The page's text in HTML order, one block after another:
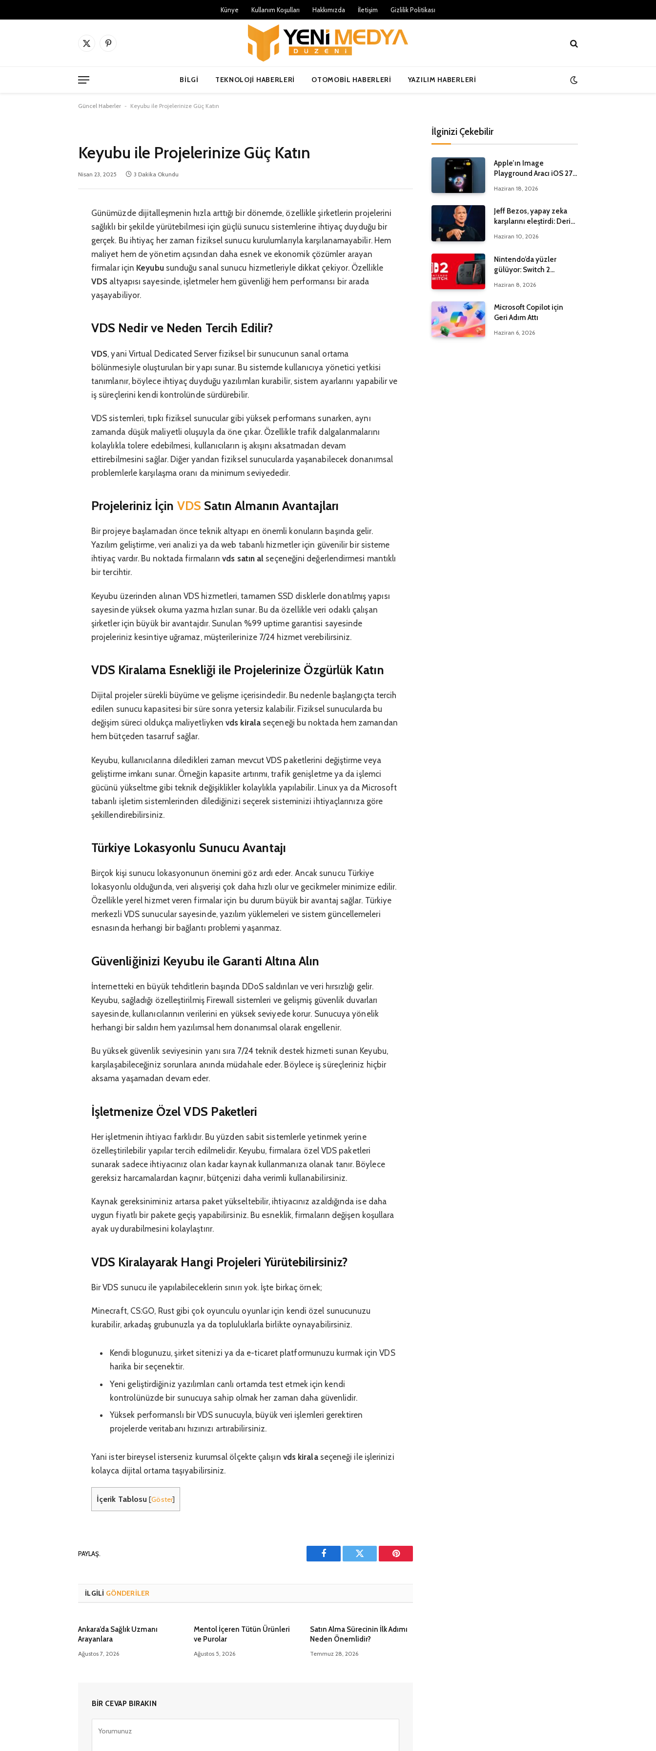
Künye Kullanım Koşulları Hakkımızda İletişim Gizlilik Politikası
X
Pinterest'in
BILGI TEKNOLOJI HABERLERI OTOMOBIL HABERLERI YAZILIM HABERLERI
Güncel Haberler - Keyubu ile Projelerinize Güç Katın
Keyubu ile Projelerinize Güç Katın
Nisan 23, 2025 3 Dakika Okundu
Günümüzde dijitalleşmenin hızla arttığı bir dönemde, özellikle şirketlerin projelerini
sağlıklı bir şekilde yürütebilmesi için güçlü sunucu sistemlerine ihtiyaç duyduğu bir
gerçek. Bu ihtiyaç her zaman fiziksel sunucu kurulumlarıyla karşılanamayabilir. Hem
maliyet hem de yönetim açısından daha esnek ve ekonomik çözümler arayan
firmalar için Keyubusunduğu sanal sunucu hizmetleriyle dikkat çekiyor. Özellikle
VDS altyapısı sayesinde, işletmeler hem güvenliği hem performansı bir arada
yaşayabiliyor.
VDS Nedir ve Neden Tercih Edilir?
VDS, yani Virtual Dedicated Server fiziksel bir sunucunun sanal ortama
bölünmesiyle oluşturulan bir yapı sunar. Bu sistemde kullanıcıya yönetici yetkisi
tanımlanır, böylece ihtiyaç duyduğu yazılımları kurabilir, sistem ayarlarını yapabilir ve
iş süreçlerini kendi kontrolünde sürdürebilir.
VDS sistemleri, tıpkı fiziksel sunucular gibi yüksek performans sunarken, aynı
zamanda düşük maliyetli oluşuyla da öne çıkar. Özellikle trafik dalgalanmalarını
kolaylıkla tolere edebilmesi, kullanıcıların iş akışını aksatmadan devam
ettirebilmesini sağlar. Diğer yandan fiziksel sunucularda yaşanabilecek donanımsal
problemlerle karşılaşma oranı da minimum seviyededir.
Projeleriniz İçin VDS Satın Almanın Avantajları
Bir projeye başlamadan önce teknik altyapı en önemli konuların başında gelir.
Yazılım geliştirme, veri analizi ya da web tabanlı hizmetler için güvenilir bir sisteme
ihtiyaç vardır. Bu noktada firmalarınvds satın al seçeneğini değerlendirmesi mantıklı
bir tercihtir.
Keyubu üzerinden alınan VDS hizmetleri, tamamen SSD disklerle donatılmış yapısı
sayesinde yüksek okuma yazma hızları sunar. Bu da özellikle veri odaklı çalışan
şirketler için büyük bir avantajdır. Sunulan %99 uptime garantisi sayesinde
projeleriniz kesintiye uğramaz, müşterilerinize 7/24 hizmet verebilirsiniz.
VDS Kiralama Esnekliği ile Projelerinize Özgürlük Katın
Dijital projeler sürekli büyüme ve gelişme içerisindedir. Bu nedenle başlangıçta tercih
edilen sunucu kapasitesi bir süre sonra yetersiz kalabilir. Fiziksel sunucularda bu
değişim süreci oldukça maliyetliykenvds kirala seçeneği bu noktada hem zamandan
hem bütçeden tasarruf sağlar.
Keyubu, kullanıcılarına diledikleri zaman mevcut VDS paketlerini değiştirme veya
geliştirme imkanı sunar. Örneğin kapasite artırımı, trafik genişletme ya da işlemci
gücünü yükseltme gibi teknik değişiklikler kolaylıkla yapılabilir. Linux ya da Microsoft
tabanlı işletim sistemlerinden dilediğinizi seçerek sisteminizi ihtiyaçlarınıza göre
şekillendirebilirsiniz.
Türkiye Lokasyonlu Sunucu Avantajı
Birçok kişi sunucu lokasyonunun önemini göz ardı eder. Ancak sunucu Türkiye
lokasyonlu olduğunda, veri alışverişi çok daha hızlı olur ve gecikmeler minimize edilir.
Özellikle yerel hizmet veren firmalar için bu durum büyük bir avantaj sağlar. Türkiye
merkezli VDS sunucular sayesinde, yazılım yüklemeleri ve sistem güncellemeleri
esnasında herhangi bir bağlantı problemi yaşanmaz.
Güvenliğinizi Keyubu ile Garanti Altına Alın
İnternetteki en büyük tehditlerin başında DDoS saldırıları ve veri hırsızlığı gelir.
Keyubu, sağladığı özelleştirilmiş Firewall sistemleri ve gelişmiş güvenlik duvarları
sayesinde, kullanıcılarının verilerini en yüksek seviyede korur. Sunucuya yönelik
herhangi bir saldırı hem yazılımsal hem donanımsal olarak engellenir.
Bu yüksek güvenlik seviyesinin yanı sıra 7/24 teknik destek hizmeti sunan Keyubu,
karşılaşabileceğiniz sorunlara anında müdahale eder. Böylece iş süreçleriniz hiçbir
aksama yaşamadan devam eder.
İşletmenize Özel VDS Paketleri
Her işletmenin ihtiyacı farklıdır. Bu yüzden sabit sistemlerle yetinmek yerine
özelleştirilebilir yapılar tercih edilmelidir. Keyubu, firmalara özel VDS paketleri
sunarak sadece ihtiyacınız olan kadar kaynak kullanmanıza olanak tanır. Böylece
gereksiz harcamalardan kaçınır, bütçenizi daha verimli kullanabilirsiniz.
Kaynak gereksiniminiz artarsa paket yükseltebilir, ihtiyacınız azaldığında ise daha
uygun fiyatlı bir pakete geçiş yapabilirsiniz. Bu esneklik, firmaların değişen koşullara
ayak uydurabilmesini kolaylaştırır.
VDS Kiralayarak Hangi Projeleri Yürütebilirsiniz?
Bir VDS sunucu ile yapılabileceklerin sınırı yok. İşte birkaç örnek;
Minecraft, CS:GO, Rust gibi çok oyunculu oyunlar için kendi özel sunucunuzu
kurabilir, arkadaş grubunuzla ya da topluluklarla birlikte oynayabilirsiniz.
Kendi blogunuzu, şirket sitenizi ya da e-ticaret platformunuzu kurmak için VDS
harika bir seçenektir.
Yeni geliştirdiğiniz yazılımları canlı ortamda test etmek için kendi
kontrolünüzde bir sunucuya sahip olmak her zaman daha güvenlidir.
Yüksek performanslı bir VDS sunucuyla, büyük veri işlemleri gerektiren
projelerde veritabanı hızınızı artırabilirsiniz.
Yani ister bireysel isterseniz kurumsal ölçekte çalışın vds kiralaseçeneği ile işlerinizi
kolayca dijital ortama taşıyabilirsiniz.
İçerik Tablosu [Göster]
PAYLAŞ.
Facebook Twitter Pinterest'in
İLGILI GÖNDERILER
Ankara’da Sağlık Uzmanı
Arayanlara
Ağustos 7, 2026
Mentol İçeren Tütün Ürünleri
ve Purolar
Ağustos 5, 2026
Satın Alma Sürecinin İlk Adımı
Neden Önemlidir?
Temmuz 28, 2026
BIR CEVAP BIRAKIN
İlginizi Çekebilir
Apple’ın Image
Playground Aracı iOS 27
Haziran 18, 2026
Jeff Bezos, yapay zeka
karşılarını eleştirdi: Derin
Haziran 10, 2026
Nintendo’da yüzler
gülüyor: Switch 2
Haziran 8, 2026
Microsoft Copilot için
Geri Adım Attı
Haziran 6, 2026